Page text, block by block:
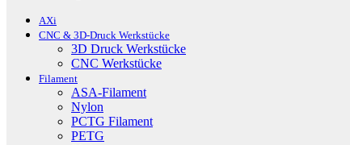
AXi
CNC & 3D-Druck Werkstücke
3D Druck Werkstücke
CNC Werkstücke
Filament
ASA-Filament
Nylon
PCTG Filament
PETG